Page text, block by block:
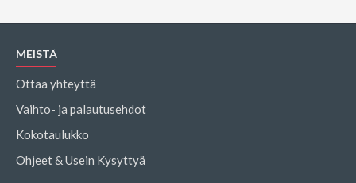
MEISTÄ
Ottaa yhteyttä
Vaihto- ja palautusehdot
Kokotaulukko
Ohjeet & Usein Kysyttyä